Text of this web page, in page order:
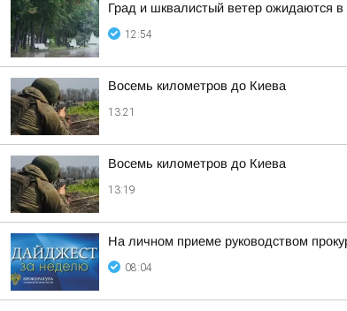
Град и шквалистый ветер ожидаются в
12:54
Восемь километров до Киева
13:21
Восемь километров до Киева
13:19
На личном приеме руководством
08:04